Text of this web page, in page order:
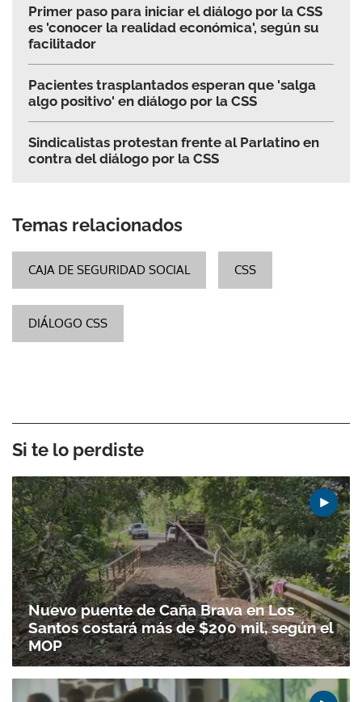
Primer paso para iniciar el diálogo por la CSS
es 'conocer la realidad económica', según su
facilitador
Pacientes trasplantados esperan que 'salga
algo positivo' en diálogo por la CSS
Sindicalistas protestan frente al Parlatino en
contra del diálogo por la CSS
Temas relacionados
CAJA DE SEGURIDAD SOCIAL CSS
DIÁLOGO CSS
Si te lo perdiste
Nuevo puente de Caña Brava en Los
Santos costará más de $200 mil, según el
MOP